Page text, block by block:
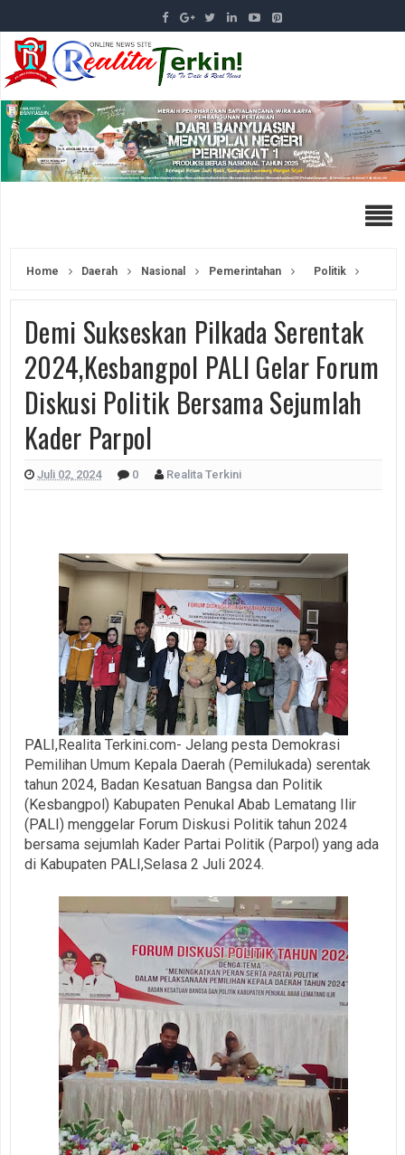
Home Daerah Nasional Pemerintahan Politik
Demi Sukseskan Pilkada Serentak
2024,Kesbangpol PALI Gelar Forum
Diskusi Politik Bersama Sejumlah
Kader Parpol
Juli 02, 2024 0 Realita Terkini
PALI,Realita Terkini.com- Jelang pesta Demokrasi
Pemilihan Umum Kepala Daerah (Pemilukada) serentak
tahun 2024, Badan Kesatuan Bangsa dan Politik
(Kesbangpol) Kabupaten Penukal Abab Lematang Ilir
(PALI) menggelar Forum Diskusi Politik tahun 2024
bersama sejumlah Kader Partai Politik (Parpol) yang ada
di Kabupaten PALI,Selasa 2 Juli 2024.